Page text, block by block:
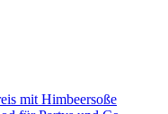
mit Himbeersoße